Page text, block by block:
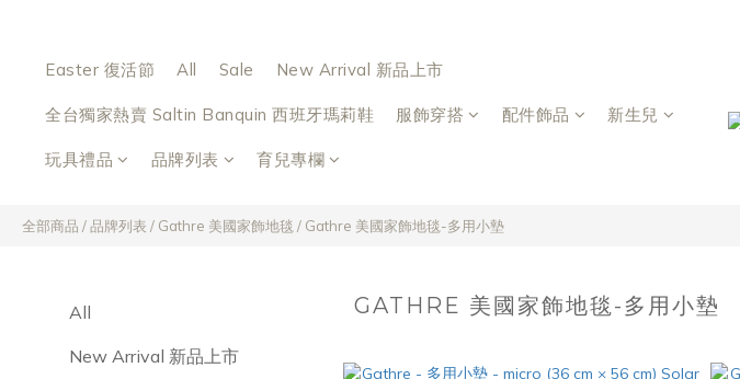
Easter 復活節 All Sale New Arrival 新品上市
全台獨家熱賣 Saltin Banquin 西班牙瑪莉鞋 服飾穿搭 配件飾品 新生兒
玩具禮品 品牌列表 育兒專欄
全部商品 /品牌列表 / Gathre 美國家飾地毯 / Gathre 美國家飾地毯-多用小墊
All
New Arrival 新品上市
GATHRE 美國家飾地毯-多用小墊